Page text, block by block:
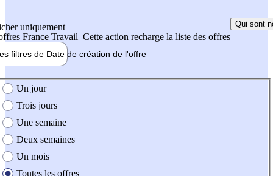
uniquement
France Travail Cette action recharge la liste des offres
Qui sont
filtres de Date de création de l'offre
création de l'offre
Un jour
Trois jours
Une semaine
Deux semaines
Un mois
Toutes les offres